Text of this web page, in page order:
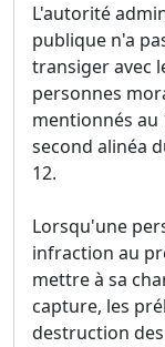
L'autorité
publique n'a
transiger avec
personnes
mentionnés au
second alinéa
12.
Lorsqu'une
infraction au
mettre à sa
capture, les
destruction